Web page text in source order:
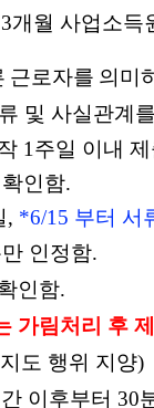
3개월 사업소득
근로자를 의미
및 사실관계
1 주일 이내
인함.
, *6/15 부터 서
인정함.
인함.
가림처리 후
도 행위 지양)
이후부터 30